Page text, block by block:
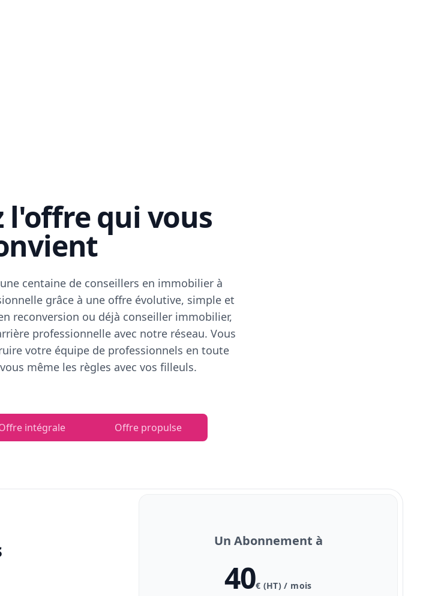
l'offre qui vous
centaine de conseillers en immobilier à
grâce à une offre évolutive, simple et
reconversion ou déjà conseiller immobilier,
professionnelle avec notre réseau. Vous
votre équipe de professionnels en toute
même les règles avec vos filleuls.
intégrale Offre propulse
Un Abonnement à
40€ (HT) / mois